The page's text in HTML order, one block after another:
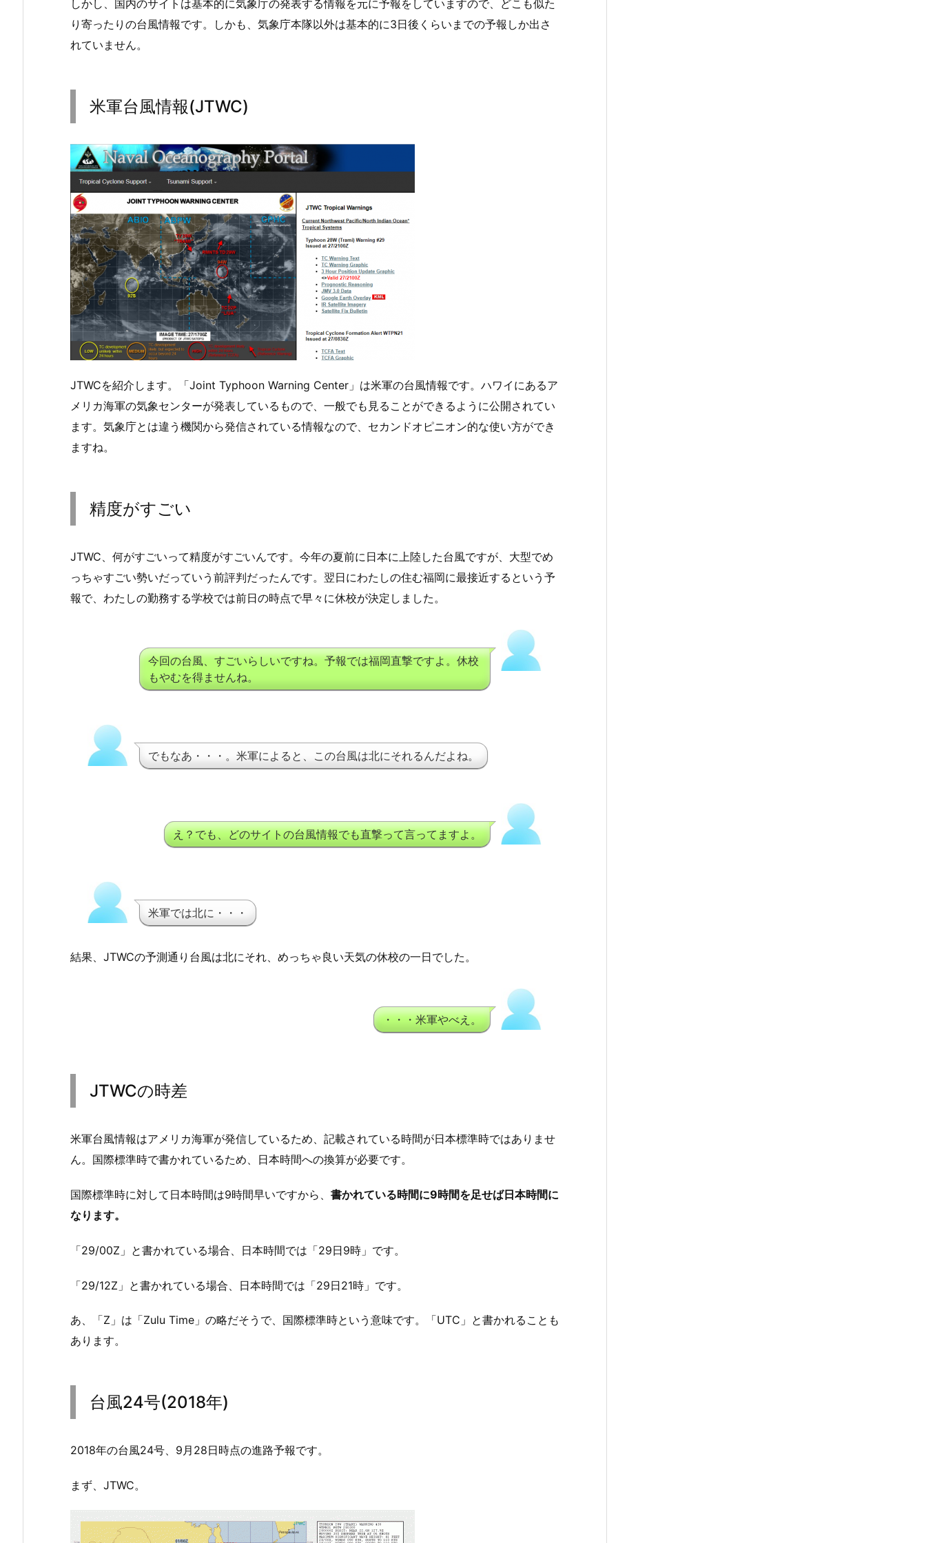
しかし、国内のサイトは基本的に気象庁の発表する情報を元に予報をしていますので、どこも似た
り寄ったりの台風情報です。しかも、気象庁本隊以外は基本的に3日後くらいまでの予報しか出さ
れていません。
米軍台風情報(JTWC)
JTWCを紹介します。「Joint Typhoon Warning Center」は米軍の台風情報です。ハワイにあるア
メリカ海軍の気象センターが発表しているもので、一般でも見ることができるように公開されてい
ます。気象庁とは違う機関から発信されている情報なので、セカンドオピニオン的な使い方ができ
ますね。
精度がすごい
JTWC、何がすごいって精度がすごいんです。今年の夏前に日本に上陸した台風ですが、大型でめ
っちゃすごい勢いだっていう前評判だったんです。翌日にわたしの住む福岡に最接近するという予
報で、わたしの勤務する学校では前日の時点で早々に休校が決定しました。
今回の台風、すごいらしいですね。予報では福岡直撃ですよ。休校
もやむを得ませんね。
でもなあ・・・。米軍によると、この台風は北にそれるんだよね。
え？でも、どのサイトの台風情報でも直撃って言ってますよ。
米軍では北に・・・
結果、JTWCの予測通り台風は北にそれ、めっちゃ良い天気の休校の一日でした。
・・・米軍やべえ。
JTWCの時差
米軍台風情報はアメリカ海軍が発信しているため、記載されている時間が日本標準時ではありませ
ん。国際標準時で書かれているため、日本時間への換算が必要です。
国際標準時に対して日本時間は9時間早いですから、 書かれている時間に9時間を足せば日本時間に
なります。
「29/00Z」と書かれている場合、日本時間では「29日9時」です。
「29/12Z」と書かれている場合、日本時間では「29日21時」です。
あ、「Z」は「Zulu Time」の略だそうで、国際標準時という意味です。「UTC」と書かれることも
あります。
台風24号(2018年)
2018年の台風24号、9月28日時点の進路予報です。
まず、JTWC。